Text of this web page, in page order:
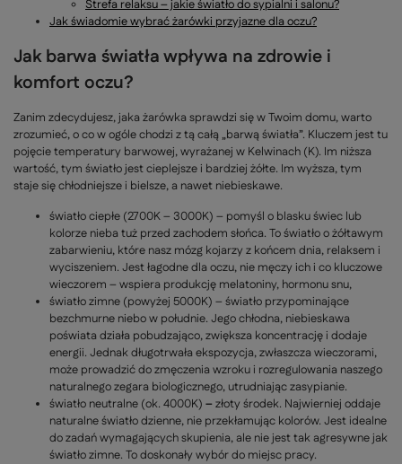
Strefa relaksu – jakie światło do sypialni i salonu?
Jak świadomie wybrać żarówki przyjazne dla oczu?
Jak barwa światła wpływa na zdrowie i
komfort oczu?
Zanim zdecydujesz, jaka żarówka sprawdzi się w Twoim domu, warto
zrozumieć, o co w ogóle chodzi z tą całą „barwą światła”. Kluczem jest tu
pojęcie temperatury barwowej, wyrażanej w Kelwinach (K). Im niższa
wartość, tym światło jest cieplejsze i bardziej żółte. Im wyższa, tym
staje się chłodniejsze i bielsze, a nawet niebieskawe.
światło ciepłe (2700K – 3000K) – pomyśl o blasku świec lub
kolorze nieba tuż przed zachodem słońca. To światło o żółtawym
zabarwieniu, które nasz mózg kojarzy z końcem dnia, relaksem i
wyciszeniem. Jest łagodne dla oczu, nie męczy ich i co kluczowe
wieczorem – wspiera produkcję melatoniny, hormonu snu,
światło zimne (powyżej 5000K) – światło przypominające
bezchmurne niebo w południe. Jego chłodna, niebieskawa
poświata działa pobudzająco, zwiększa koncentrację i dodaje
energii. Jednak długotrwała ekspozycja, zwłaszcza wieczorami,
może prowadzić do zmęczenia wzroku i rozregulowania naszego
naturalnego zegara biologicznego, utrudniając zasypianie.
światło neutralne (ok. 4000K) –złoty środek. Najwierniej oddaje
naturalne światło dzienne, nie przekłamując kolorów. Jest idealne
do zadań wymagających skupienia, ale nie jest tak agresywne jak
światło zimne. To doskonały wybór do miejsc pracy.